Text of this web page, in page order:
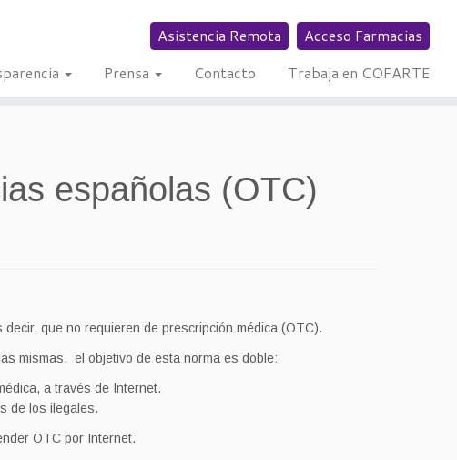
Asistencia Remota
Acceso Farmacias
Prensa Contacto Trabaja en COFARTE
españolas (OTC)
decir, que no requieren de prescripción médica (OTC).
mismas, el objetivo de esta norma es doble:
a través de Internet.
de los ilegales.
OTC por Internet.